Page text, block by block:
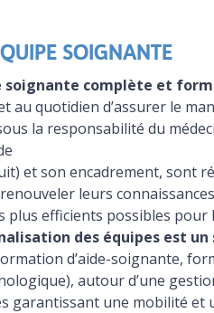
SOIGNANTE
soignante complète et
au quotidien d’assurer le
la responsabilité du
et son encadrement, sont
leurs
plus efficients possibles pour
des équipes est un
d’aide-soignante,
autour d’une
garantissant une mobilité